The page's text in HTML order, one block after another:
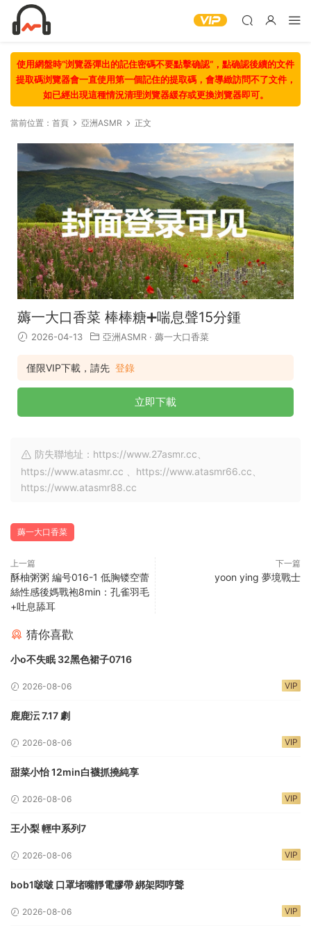
使用網盤時“浏覽器彈出的記住密碼不要點擊确認“，點确認後續的文件
提取碼浏覽器會一直使用第一個記住的提取碼，會導緻訪問不了文件，
如已經出現這種情況清理浏覽器緩存或更換浏覽器即可。
當前位置： 首頁 亞洲ASMR 正文
薅一大口香菜 棒棒糖➕喘息聲15分鍾
2026-04-13 亞洲ASMR · 薅一大口香菜
僅限VIP下載，請先 登錄
立即下載
防失聯地址：https://www.27asmr.cc、
https://www.atasmr.cc 、https://www.atasmr66.cc、
https://www.atasmr88.cc
薅一大口香菜
上一篇
酥柚粥粥 編号016-1 低胸镂空蕾
絲性感後媽戰袍8min：孔雀羽毛
+吐息舔耳
下一篇
yoon ying 夢境戰士
猜你喜歡
小o不失眠 32黑色裙子0716
2026-08-06 VIP
鹿鹿沄 7.17 劇
2026-08-06 VIP
甜菜小怡 12min白襪抓撓純享
2026-08-06 VIP
王小梨 輕中系列7
2026-08-06 VIP
bob1啵啵 口罩堵嘴靜電膠帶 綁架悶哼聲
2026-08-06 VIP